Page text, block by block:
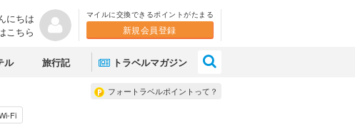
にちは
こちら
マイルに交換できるポイントがたまる
新規会員登録
ル 旅行記 トラベルマガジン
フォートラベルポイントって？
Fi